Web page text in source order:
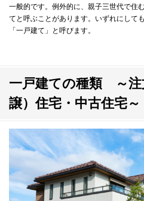
一般的です。例外的に、親子三世代で住
てと呼ぶことがあります。いずれにして
「一戸建て」と呼びます。
一戸建ての種類 ～注
譲）住宅・中古住宅～